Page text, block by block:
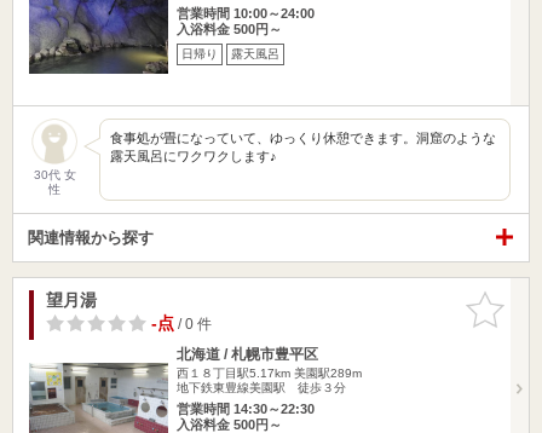
営業時間 10:00～24:00
入浴料金 500円～
日帰り 露天風呂
30代 女
性
食事処が畳になっていて、ゆっくり休憩できます。洞窟のような
露天風呂にワクワクします♪
関連情報から探す
お気に入
りに追加
望月湯
-点/ 0 件
北海道 / 札幌市豊平区
西１８丁目駅5.17km 美園駅289m
地下鉄東豊線美園駅 徒歩３分
営業時間 14:30～22:30
入浴料金 500円～